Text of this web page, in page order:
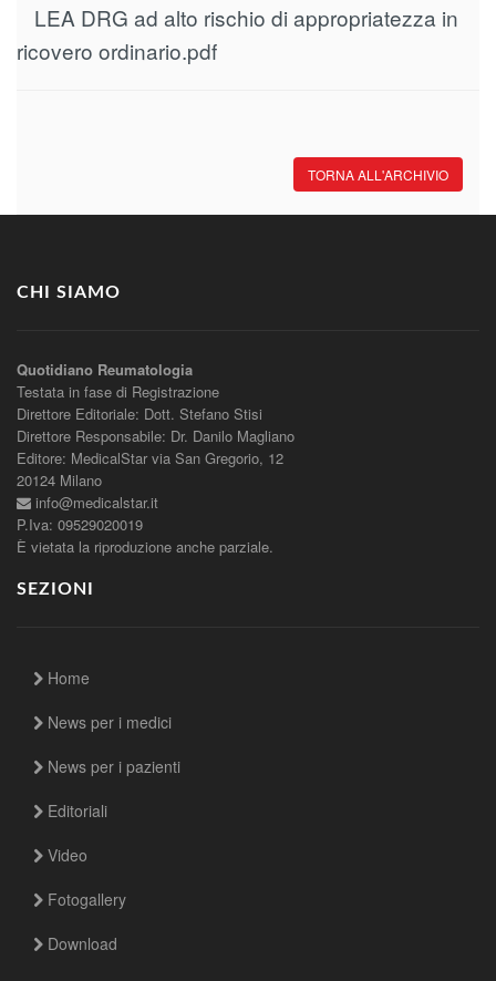
LEA DRG ad alto rischio di appropriatezza in
ricovero ordinario.pdf
TORNA ALL'ARCHIVIO
CHI SIAMO
Quotidiano Reumatologia
Testata in fase di Registrazione
Direttore Editoriale: Dott. Stefano Stisi
Direttore Responsabile: Dr. Danilo Magliano
Editore: MedicalStar via San Gregorio, 12
20124 Milano
info@medicalstar.it
P.Iva: 09529020019
È vietata la riproduzione anche parziale.
SEZIONI
Home
News per i medici
News per i pazienti
Editoriali
Video
Fotogallery
Download